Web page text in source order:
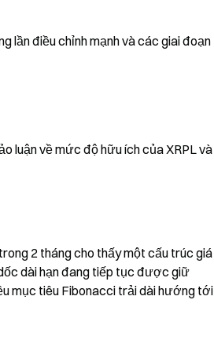
lần điều chỉnh mạnh và các giai đoạn
luận về mức độ hữu ích của XRPL và
2 tháng cho thấy một cấu trúc giá
dài hạn đang tiếp tục được giữ
mục tiêu Fibonacci trải dài hướng tới